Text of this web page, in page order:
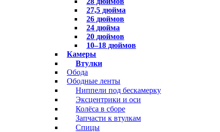
27,5 дюйма
26 дюймов
24 дюйма
20 дюймов
10–18 дюймов
Камеры
Втулки
Обода
Ободные ленты
Ниппели под бескамерку
Эксцентрики и оси
Колёса в сборе
Запчасти к втулкам
Спицы